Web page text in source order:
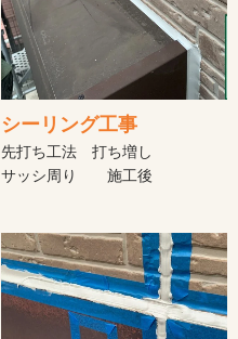
シーリング工事
先打ち工法 打ち増し
サッシ周り 施工後